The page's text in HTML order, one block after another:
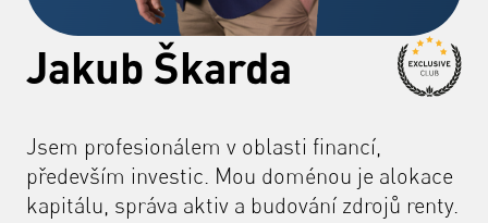
Jakub Škarda
Jsem profesionálem v oblasti financí,
především investic. Mou doménou je alokace
kapitálu, správa aktiv a budování zdrojů renty.